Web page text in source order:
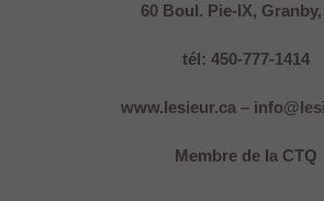
60 Boul. Pie-IX,
tél: 450-777-1414
www.lesieur.ca –
Membre de la CTQ